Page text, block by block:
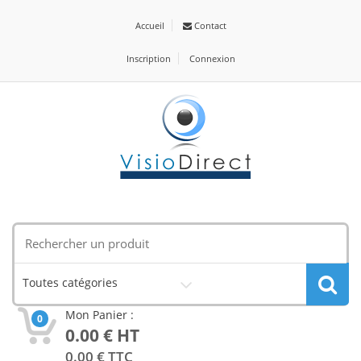
Accueil Contact
Inscription Connexion
Toutes catégories
0 Mon Panier :
0.00€ HT
0.00 € TTC